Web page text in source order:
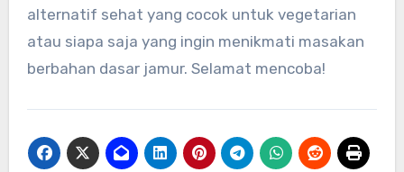
alternatif sehat yang cocok untuk vegetarian
atau siapa saja yang ingin menikmati masakan
berbahan dasar jamur. Selamat mencoba!